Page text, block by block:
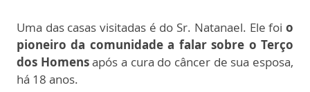
Uma das casas visitadas é do Sr. Natanael. Ele foi o
pioneiro da comunidade a falar sobre o Terço
dos Homensapós a cura do câncer de sua esposa,
há 18 anos.